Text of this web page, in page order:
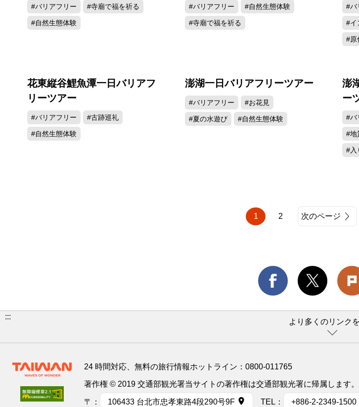
#バリアフリー #寺廟で福を祈る
#自然生態体験
#バリアフリー #自然生態体験
#寺廟で福を祈る
#バ
#イ
#原
花東縦谷鯉魚潭一日バリアフ
リーツアー
#バリアフリー #古跡巡礼
#自然生態体験
澎湖一日バリアフリーツアー
#バリアフリー #お花見
#夏の水遊び #自然生態体験
澎
ー
#バ
#地
#入
1 2 次のページ
:::
より多くのリンク
24 時間対応、無料の旅行情報ホットライン： 0800-011765
著作権 © 2019 交通部観光署当サイトの著作権は交通部観光署に帰属します
〒： 106433 台北市忠孝東路4段290号9F TEL： +886-2-2349-1500